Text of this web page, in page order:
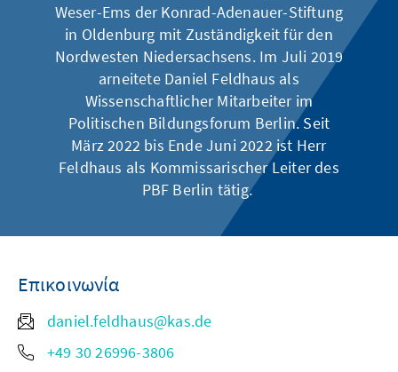
Weser-Ems der Konrad-Adenauer-Stiftung
in Oldenburg mit Zuständigkeit für den
Nordwesten Niedersachsens. Im Juli 2019
arneitete Daniel Feldhaus als
Wissenschaftlicher Mitarbeiter im
Politischen Bildungsforum Berlin. Seit
März 2022 bis Ende Juni 2022 ist Herr
Feldhaus als Kommissarischer Leiter des
PBF Berlin tätig.
Επικοινωνία
daniel.feldhaus@kas.de
+49 30 26996-3806